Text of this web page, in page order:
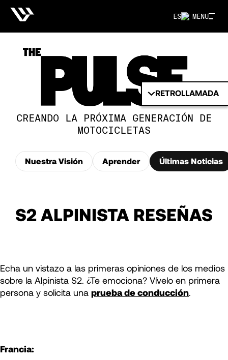
MENU
ES
RETROLLAMADA
CREANDO LA PRÓXIMA GENERACIÓN DE
MOTOCICLETAS
Nuestra Visión Aprender Últimas Noticias
S2 ALPINISTA RESEÑAS
Echa un vistazo a las primeras opiniones de los medios
sobre la Alpinista S2. ¿Te emociona? Vívelo en primera
persona y solicita una prueba de conducción.
Francia: